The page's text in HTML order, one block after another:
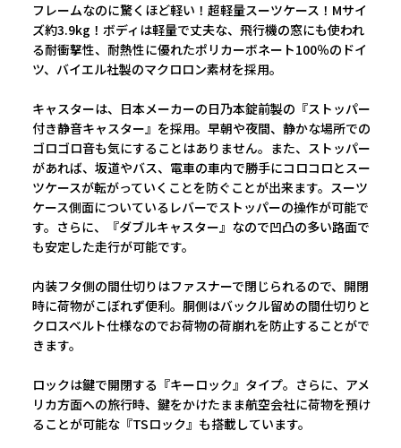
フレームなのに驚くほど軽い！超軽量スーツケース！Mサイ
ズ約3.9kg！ボディは軽量で丈夫な、飛行機の窓にも使われ
る耐衝撃性、耐熱性に優れたポリカーボネート100％のドイ
ツ、バイエル社製のマクロロン素材を採用。
キャスターは、日本メーカーの日乃本錠前製の『ストッパー
付き静音キャスター』を採用。早朝や夜間、静かな場所での
ゴロゴロ音も気にすることはありません。また、ストッパー
があれば、坂道やバス、電車の車内で勝手にコロコロとスー
ツケースが転がっていくことを防ぐことが出来ます。スーツ
ケース側面についているレバーでストッパーの操作が可能で
す。さらに、『ダブルキャスター』なので凹凸の多い路面で
も安定した走行が可能です。
内装フタ側の間仕切りはファスナーで閉じられるので、開閉
時に荷物がこぼれず便利。胴側はバックル留めの間仕切りと
クロスベルト仕様なのでお荷物の荷崩れを防止することがで
きます。
ロックは鍵で開閉する『キーロック』タイプ。さらに、アメ
リカ方面への旅行時、鍵をかけたまま航空会社に荷物を預け
ることが可能な『TSロック』も搭載しています。